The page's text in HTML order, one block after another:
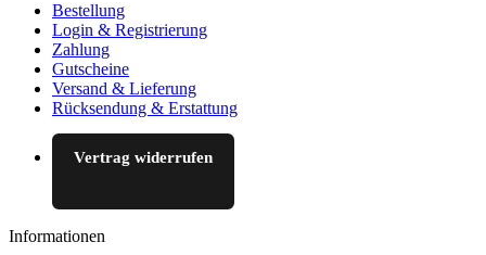
Bestellung
Login & Registrierung
Zahlung
Gutscheine
Versand & Lieferung
Rücksendung & Erstattung
Vertrag widerrufen
Informationen